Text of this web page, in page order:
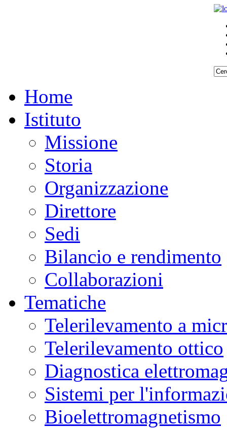
Home
Istituto
Missione
Storia
Organizzazione
Direttore
Sedi
Bilancio e rendimento
Collaborazioni
Tematiche
Telerilevamento a
Telerilevamento ottico
Diagnostica
Sistemi per
Bioelettromagnetismo